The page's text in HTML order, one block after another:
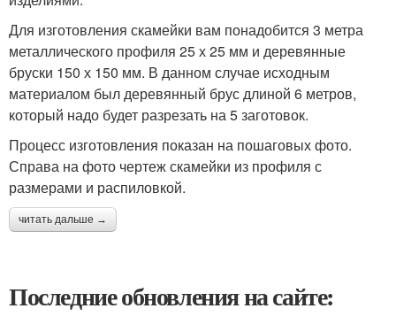
Для изготовления скамейки вам понадобится 3 метра
металлического профиля 25 х 25 мм и деревянные
бруски 150 х 150 мм. В данном случае исходным
материалом был деревянный брус длиной 6 метров,
который надо будет разрезать на 5 заготовок.
Процесс изготовления показан на пошаговых фото.
Справа на фото чертеж скамейки из профиля с
размерами и распиловкой.
читать дальше →
Последние обновления на сайте: